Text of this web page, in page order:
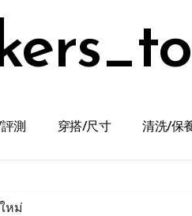
測 穿搭/尺寸 清洗/保
หม่